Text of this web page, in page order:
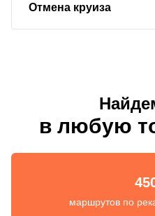
Отмена круиза
в любую
маршрутов по